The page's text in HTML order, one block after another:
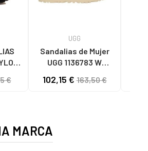
€
UGG
Sandalias de Mujer
UGG 1136783 W
CHESTNUT
102,15 €163,50 €
MARCA